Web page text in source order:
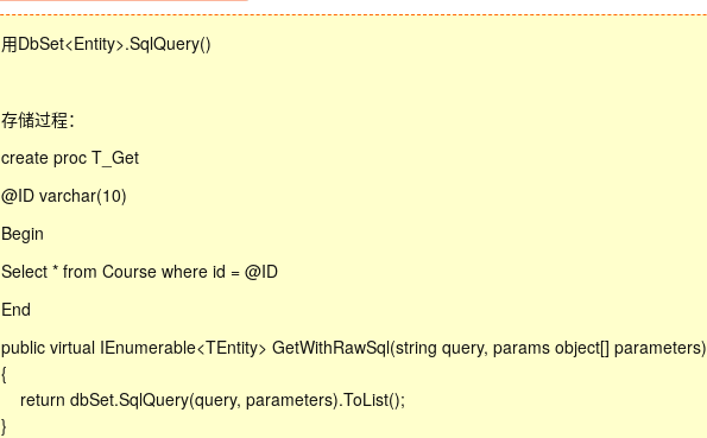
用DbSet<Entity>.SqlQuery()
存储过程：
create proc T_Get
@ID varchar(10)
Begin
Select * from Course where id = @ID
End
public virtual IEnumerable<TEntity> GetWithRawSql(string query, params object[] parameters)
{
return dbSet.SqlQuery(query, parameters).ToList();
}